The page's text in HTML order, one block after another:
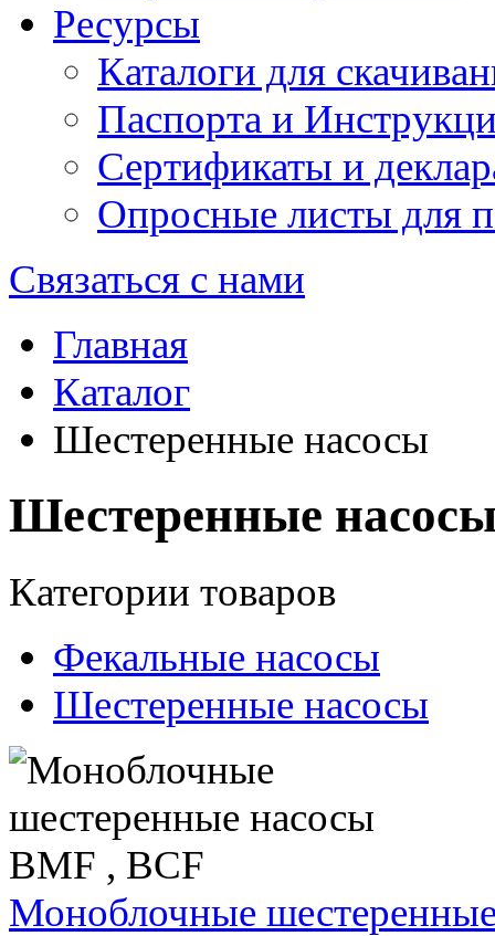
Ресурсы
Каталоги для
Паспорта и
Сертификаты и
Опросные листы для
Связаться с нами
Главная
Каталог
Шестеренные насосы
Шестеренные
Категории товаров
Фекальные насосы
Шестеренные насосы
Моноблочные